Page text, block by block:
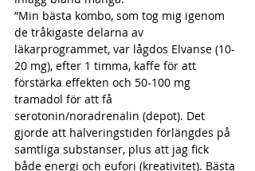
”Min bästa kombo, som tog mig igenom
de tråkigaste delarna av
läkarprogrammet, var lågdos Elvanse (10-
20 mg), efter 1 timma, kaffe för att
förstärka effekten och 50-100 mg
tramadol för att få
serotonin/noradrenalin (depot). Det
gjorde att halveringstiden förlängdes på
samtliga substanser, plus att jag fick
både energi och eufori (kreativitet). Bästa